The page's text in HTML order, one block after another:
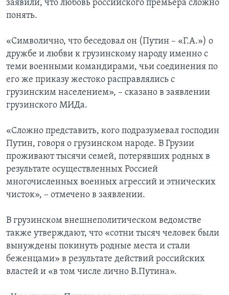
заявили, что любовь российского премьера сложно
понять.
«Символично, что беседовал он (Путин – «Г.А.») о
дружбе и любви к грузинскому народу именно с
теми военными командирами, чьи соединения по
его же приказу жестоко расправлялись с
грузинским населением», – сказано в заявлении
грузинского МИДа.
«Сложно представить, кого подразумевал господин
Путин, говоря о грузинском народе. В Грузии
проживают тысячи семей, потерявших родных в
результате осуществленных Россией
многочисленных военных агрессий и этнических
чисток», – отмечено в заявлении.
В грузинском внешнеполитическом ведомстве
также утверждают, что «сотни тысяч человек были
вынуждены покинуть родные места и стали
беженцами» в результате действий российских
властей и «в том числе лично В.Путина».